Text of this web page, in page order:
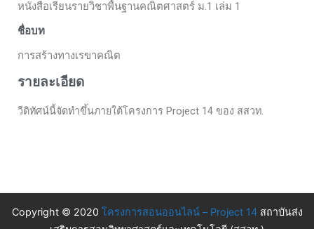
หนังสือเรียนรายวิชาพื้นฐานคณิตศาสตร์ ม.1 เล่ม 1
ชื่อบท
การสร้างทางเรขาคณิต
รายละเอียด
วีดิทัศน์นี้จัดทำขึ้นภายใต้โครงการ Project 14 ของ สสวท.
Copyright © 2020 โครงการสอนออนไลน์ – Project 14สถาบันส่ง